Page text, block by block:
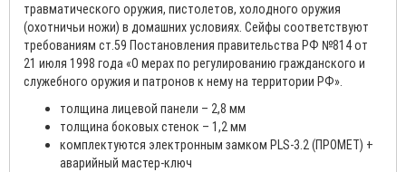
травматического оружия, пистолетов, холодного оружия
(охотничьи ножи) в домашних условиях. Сейфы соответствуют
требованиям ст.59 Постановления правительства РФ №814 от
21 июля 1998 года «О мерах по регулированию гражданского и
служебного оружия и патронов к нему на территории РФ».
толщина лицевой панели – 2,8 мм
толщина боковых стенок – 1,2 мм
комплектуются электронным замком PLS-3.2 (ПРОМЕТ) +
аварийный мастер-ключ